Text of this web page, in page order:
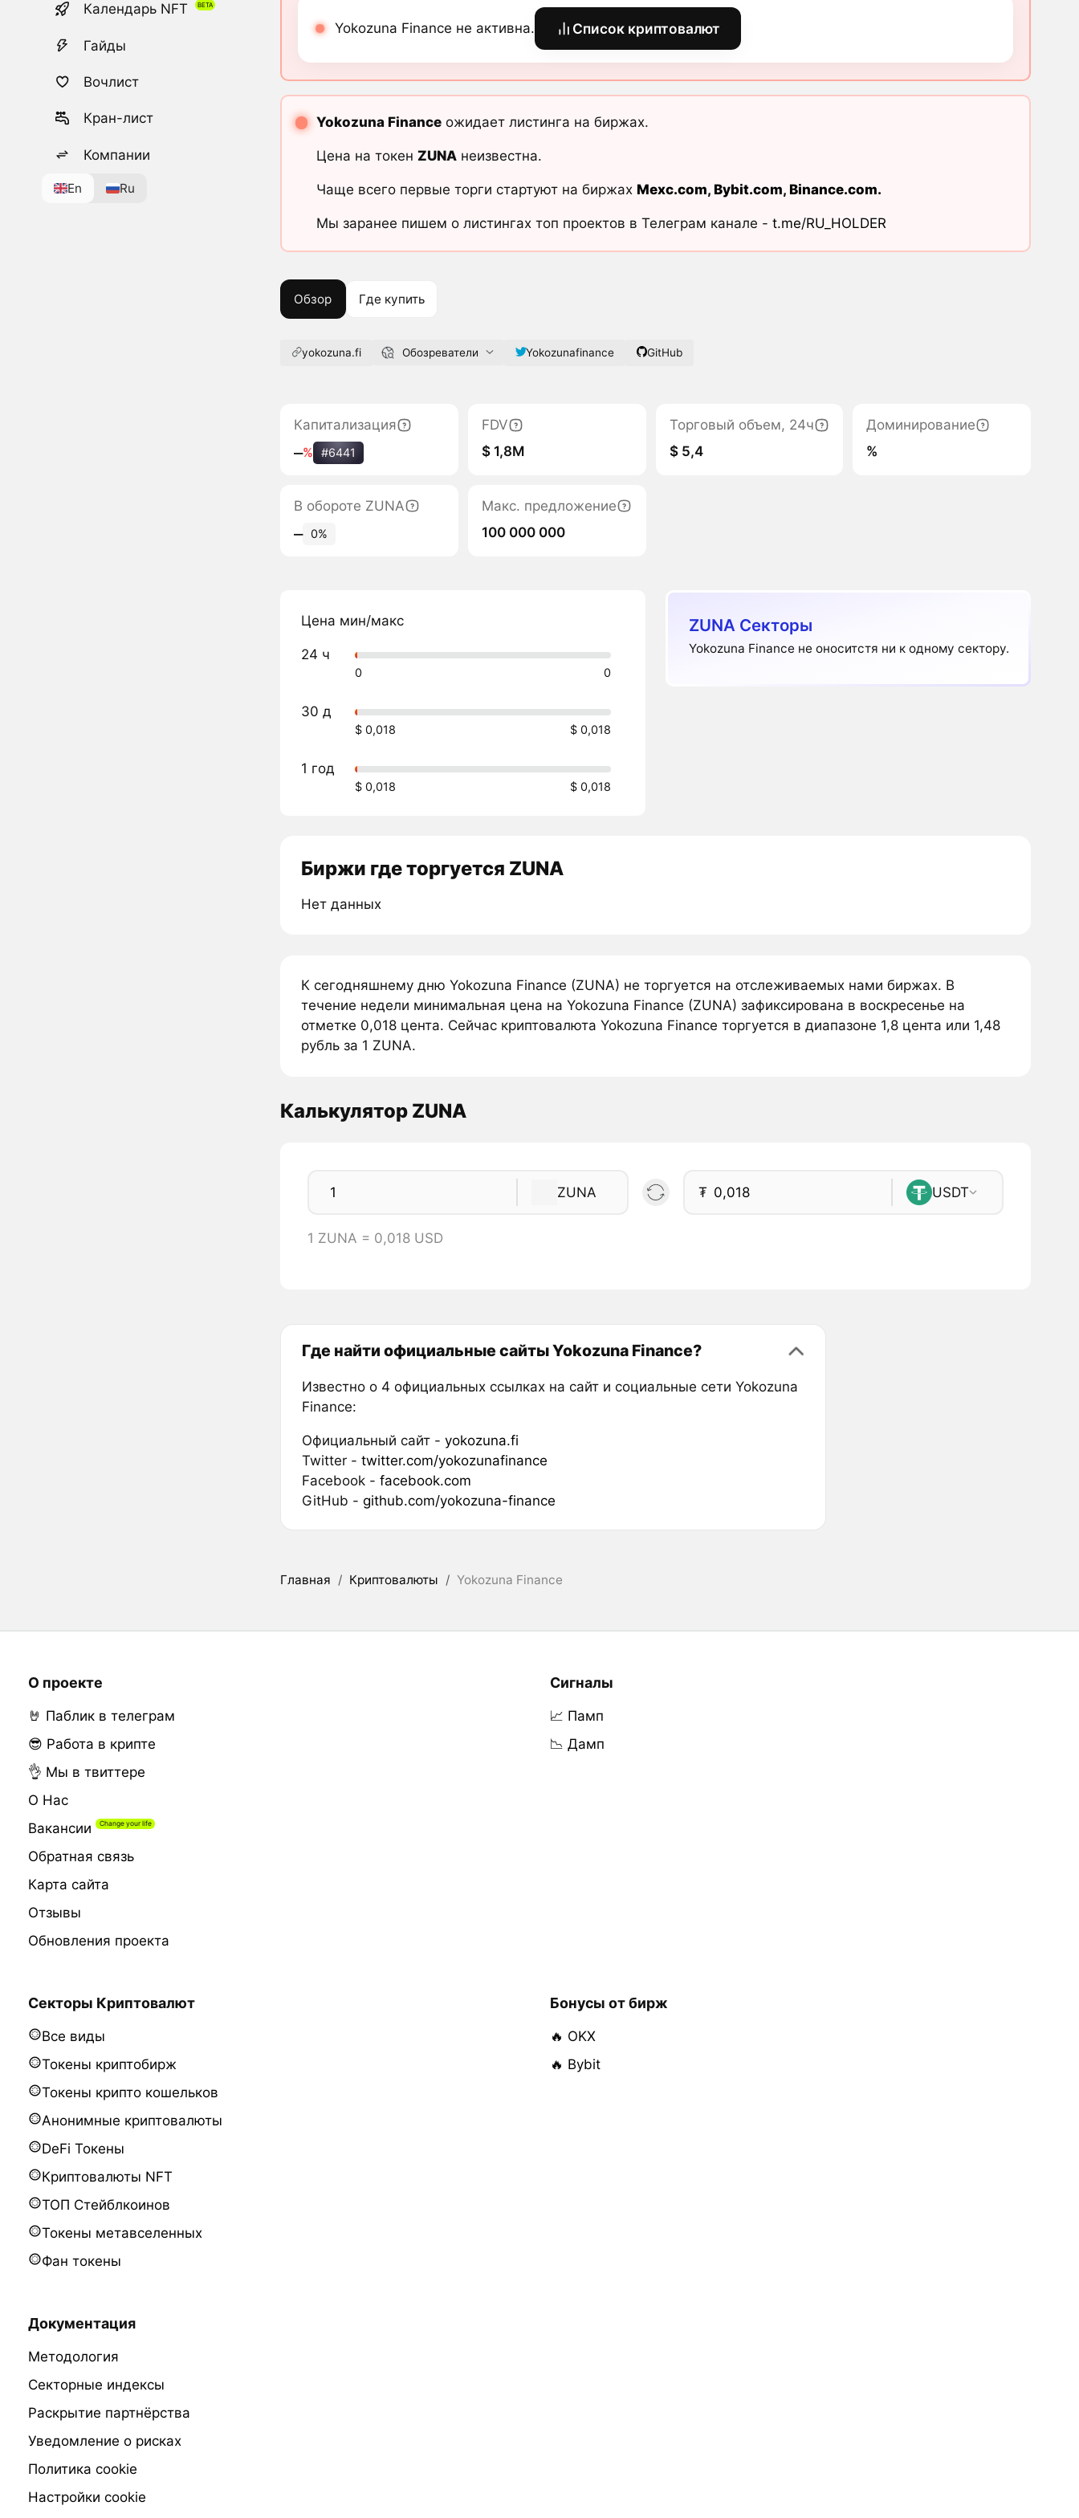
Календарь NFT
Гайды
Вочлист
Кран-лист
Компании
En Ru
Yokozuna Finance не активна. Список криптовалют
Yokozuna Financeожидает листинга на биржах.
Цена на токен ZUNAнеизвестна.
Чаще всего первые торги стартуют на биржах Mexc.com, Bybit.com, Binance.com.
Мы заранее пишем о листингах топ проектов в Телеграм канале - t.me/RU_HOLDER
Обзор Где купить
yokozuna.fi Обозреватели Yokozunafinance GitHub
Капитализация
‒% #6441
FDV
$ 1,8M
Торговый объем, 24ч
$ 5,4
Доминирование
%
В обороте ZUNA
‒ 0%
Макс. предложение
100 000 000
Цена мин/макс
24 ч
0 0
30 д
$ 0,018 $ 0,018
1 год
$ 0,018 $ 0,018
ZUNA Секторы
Yokozuna Finance не оноситстя ни к одному сектору.
Биржи где торгуется ZUNA
Нет данных
К сегодняшнему дню Yokozuna Finance (ZUNA) не торгуется на отслеживаемых нами биржах. В
течение недели минимальная цена на Yokozuna Finance (ZUNA) зафиксирована в воскресенье на
отметке 0,018 цента. Сейчас криптовалюта Yokozuna Finance торгуется в диапазоне 1,8 цента или 1,48
рубль за 1 ZUNA.
Калькулятор ZUNA
ZUNA ₮ USDT
1 ZUNA = 0,018 USD
Где найти официальные сайты Yokozuna Finance?
Известно о 4 официальных ссылках на сайт и социальные сети Yokozuna
Finance:
Официальный сайт - yokozuna.fi
Twitter - twitter.com/yokozunafinance
Facebook - facebook.com
GitHub - github.com/yokozuna-finance
Главная / Криптовалюты / Yokozuna Finance
О проекте
🤘 Паблик в телеграм
😎 Работа в крипте
👌 Мы в твиттере
О Нас
Вакансии
Обратная связь
Карта сайта
Отзывы
Обновления проекта
Сигналы
📈 Памп
📉 Дамп
Секторы Криптовалют
Все виды
Токены криптобирж
Токены крипто кошельков
Анонимные криптовалюты
DeFi Токены
Криптовалюты NFT
ТОП Стейблкоинов
Токены метавселенных
Фан токены
Бонусы от бирж
🔥 OKX
🔥 Bybit
Документация
Методология
Секторные индексы
Раскрытие партнёрства
Уведомление о рисках
Политика cookie
Настройки cookie